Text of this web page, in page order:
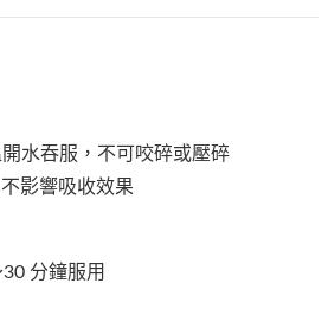
水吞服，不可咬碎或壓碎
影響吸收效果
分鐘服用